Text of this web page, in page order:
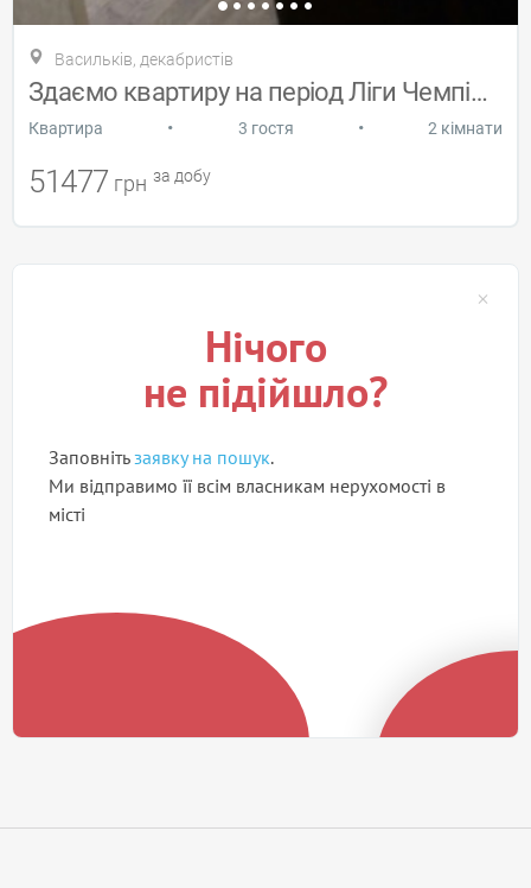
Васильків, декабристів
Здаємо квартиру на період Ліги Чемпіонів
Квартира • 3 гостя • 2 кімнати
51477 грн за добу
Нічого
не підійшло?
Заповнітьзаявку на пошук.
Ми відправимо її всім власникам нерухомості в
місті